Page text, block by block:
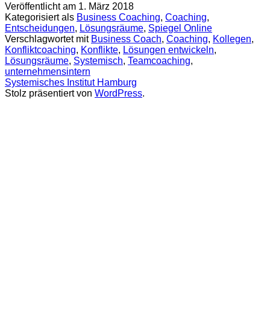
Veröffentlicht am 1. März 2018
Kategorisiert als Business Coaching, Coaching,
Entscheidungen, Lösungsräume, Spiegel Online
Verschlagwortet mit Business Coach, Coaching, Kollegen,
Konfliktcoaching, Konflikte, Lösungen entwickeln,
Lösungsräume, Systemisch, Teamcoaching,
unternehmensintern
Systemisches Institut Hamburg
Stolz präsentiert von WordPress.